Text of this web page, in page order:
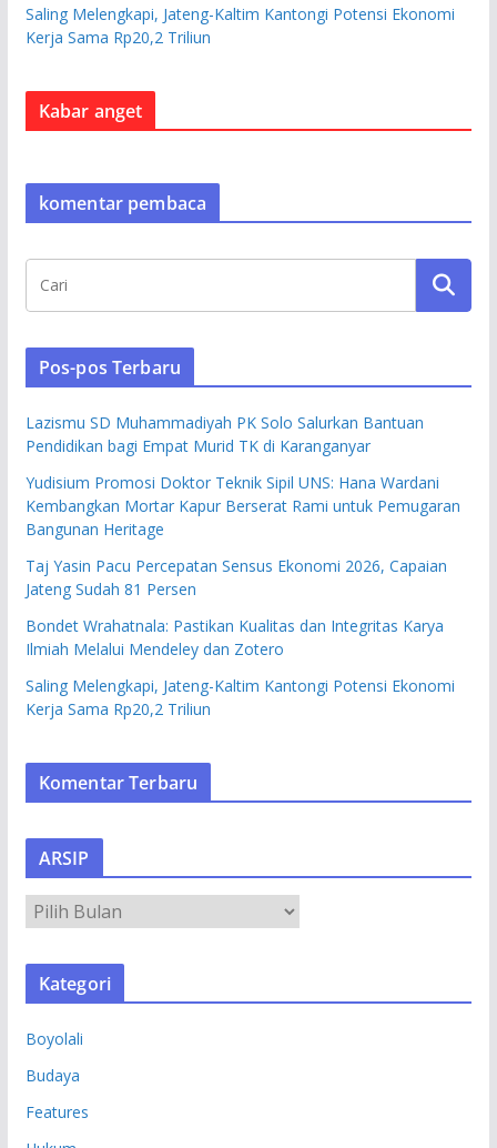
Saling Melengkapi, Jateng-Kaltim Kantongi Potensi Ekonomi
Kerja Sama Rp20,2 Triliun
Kabar anget
komentar pembaca
Pos-pos Terbaru
Lazismu SD Muhammadiyah PK Solo Salurkan Bantuan
Pendidikan bagi Empat Murid TK di Karanganyar
Yudisium Promosi Doktor Teknik Sipil UNS: Hana Wardani
Kembangkan Mortar Kapur Berserat Rami untuk Pemugaran
Bangunan Heritage
Taj Yasin Pacu Percepatan Sensus Ekonomi 2026, Capaian
Jateng Sudah 81 Persen
Bondet Wrahatnala: Pastikan Kualitas dan Integritas Karya
Ilmiah Melalui Mendeley dan Zotero
Saling Melengkapi, Jateng-Kaltim Kantongi Potensi Ekonomi
Kerja Sama Rp20,2 Triliun
Komentar Terbaru
ARSIP
R
S
Kategori
Boyolali
Budaya
Features